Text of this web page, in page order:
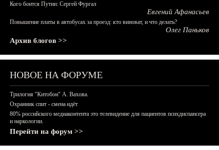
Кого боится Путин: Сергей Фургал
Евгений Афанасьев
Повышение платы в автобусах за проезд: кто виноват, и что делать?
Олег Паньков
Архив блогов >>
НОВОЕ НА ФОРУМЕ
Трилогия "Китобои" А. Вахова.
Охранник спит - смена идёт
80% российского медиаконтента это телевидение для пациентов психдиспансера
и наркологии.
Перейти на форум >>